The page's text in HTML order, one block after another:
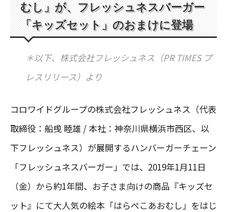
むし」が、フレッシュネスバーガー
「キッズセット」のおまけに登場
＊以下、株式会社フレッシュネス（PR TIMES プ
レスリリース）より
コロワイドグループの株式会社フレッシュネス（代表
取締役：船曵 睦雄 / 本社：神奈川県横浜市西区、以
下フレッシュネス）が展開するハンバーガーチェーン
「フレッシュネスバーガー」では、2019年1月11日
（金）から約1年間、お子さま向けの商品『キッズセ
ット』にて大人気の絵本「はらぺこあおむし」をはじ